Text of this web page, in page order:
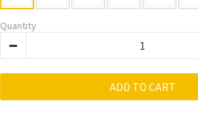
Quantity
ADD TO CART